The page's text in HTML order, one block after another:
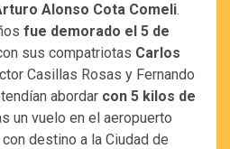
Alonso Cota Comeli.
fue demorado el 5 de
sus compatriotas Carlos
Casillas Rosas y Fernando
abordar con 5 kilos de
un vuelo en el aeropuerto
destino a la Ciudad de